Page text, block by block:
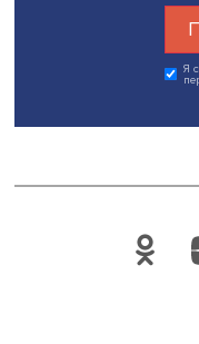
— На мой взгляд,
договоренности со
в
доступа на
решения, адресный